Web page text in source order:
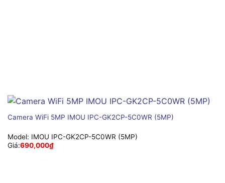
Camera WiFi 5MP IMOU IPC-GK2CP-5C0WR (5MP)
Model: IMOU IPC-GK2CP-5C0WR (5MP)
Giá:690,000₫